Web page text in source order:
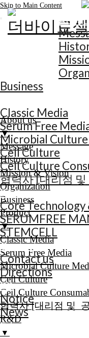
Skip to Main Content
About us
▼
Message
History
Mission & Vision
Organization
Business
Product
▼
Classic Media
Serum Free Media
Microbial Culture
Cell Culture
Cell Culture
협력사 [대리점 및
R&D
▼
About
Business
Classic Media
Serum Free
Microbial
Cell Culture
Cell Culture
협력사 [대리점
R&D
Core Technology
SERUMFREE
STEMCELL
Contact us
Contact us
Directions
PR
Notice
News
E-book